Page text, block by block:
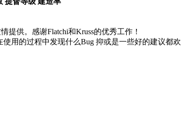
提供。感谢Flatchi和Kruss的优秀工作！
用的过程中发现什么Bug 抑或是一些好的建议都